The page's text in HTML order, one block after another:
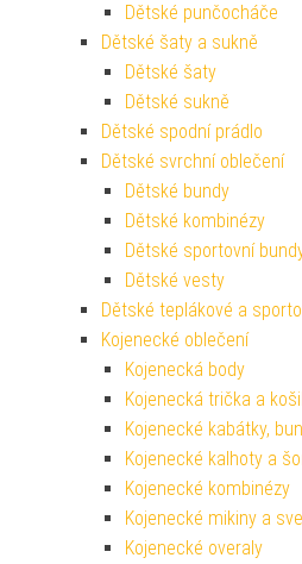
Dětské punčocháče
Dětské šaty a sukně
Dětské šaty
Dětské sukně
Dětské spodní prádlo
Dětské svrchní oblečení
Dětské bundy
Dětské kombinézy
Dětské sportovní
Dětské vesty
Dětské teplákové a
Kojenecké oblečení
Kojenecká body
Kojenecká trička a
Kojenecké kabátky,
Kojenecké kalhoty a
Kojenecké kombinézy
Kojenecké mikiny a
Kojenecké overaly